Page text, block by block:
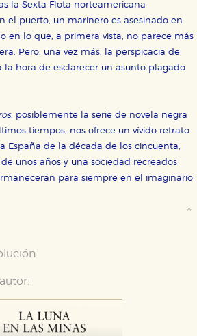
la Sexta Flota norteamericana
el puerto, un marinero es asesinado en
en lo que, a primera vista, no parece más
Pero, una vez más, la perspicacia de
la hora de esclarecer un asunto plagado
, posiblemente la serie de novela negra
tiempos, nos ofrece un vívido retrato
España de la década de los cincuenta,
unos años y una sociedad recreados
para siempre en el imaginario